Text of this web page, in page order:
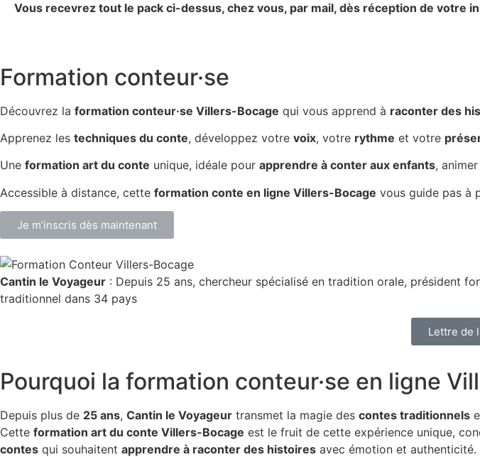
Vous recevrez tout le pack ci-dessus, chez vous, par mail, dès réception de votre
Formation conteur·se
Découvrez la formation conteur·se Villers-Bocage qui vous apprend à raconter des
Apprenez les techniques du conte, développez votre voix, votre rythme et votre
Une formation art du conte unique, idéale pour apprendre à conter aux enfants,
Accessible à distance, cette formation conte en ligne Villers-Bocage vous guide pas à
Je m’inscris dès maintenant
Cantin le Voyageur : Depuis 25 ans, chercheur spécialisé en tradition orale, président
traditionnel dans 34 pays
Lettre de
Pourquoi la formation conteur·se en ligne
Depuis plus de 25 ans, Cantin le Voyageur transmet la magie des contes traditionnels
Cette formation art du conte Villers-Bocage est le fruit de cette expérience unique,
contes qui souhaitent apprendre à raconter des histoires avec émotion et authenticité.